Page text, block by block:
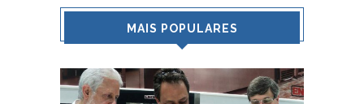
MAIS POPULARES